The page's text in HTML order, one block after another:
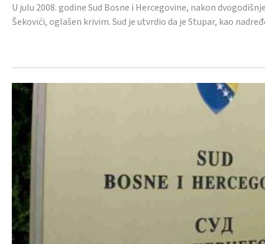
U julu 2008. godine Sud Bosne i Hercegovine, nakon
Šekovići, oglašen krivim. Sud je utvrdio da je Stupar, kao